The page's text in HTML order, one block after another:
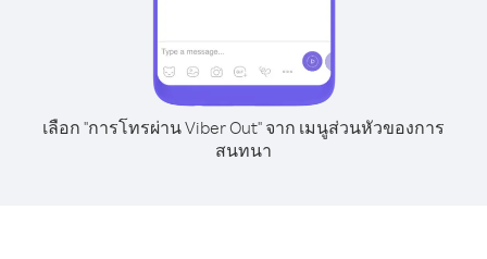
เลือก "การโทรผ่าน Viber Out" จาก เมนูส่วนหัวของการ
สนทนา